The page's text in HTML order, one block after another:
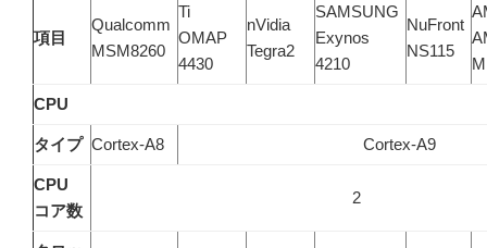
項目
Qualcomm
MSM8260
Ti
OMAP
4430
nVidia
Tegra2
SAMSUNG
Exynos
4210
NuFront
NS115
M
CPU
タイプ Cortex-A8 Cortex-A9
CPU
コア数
2